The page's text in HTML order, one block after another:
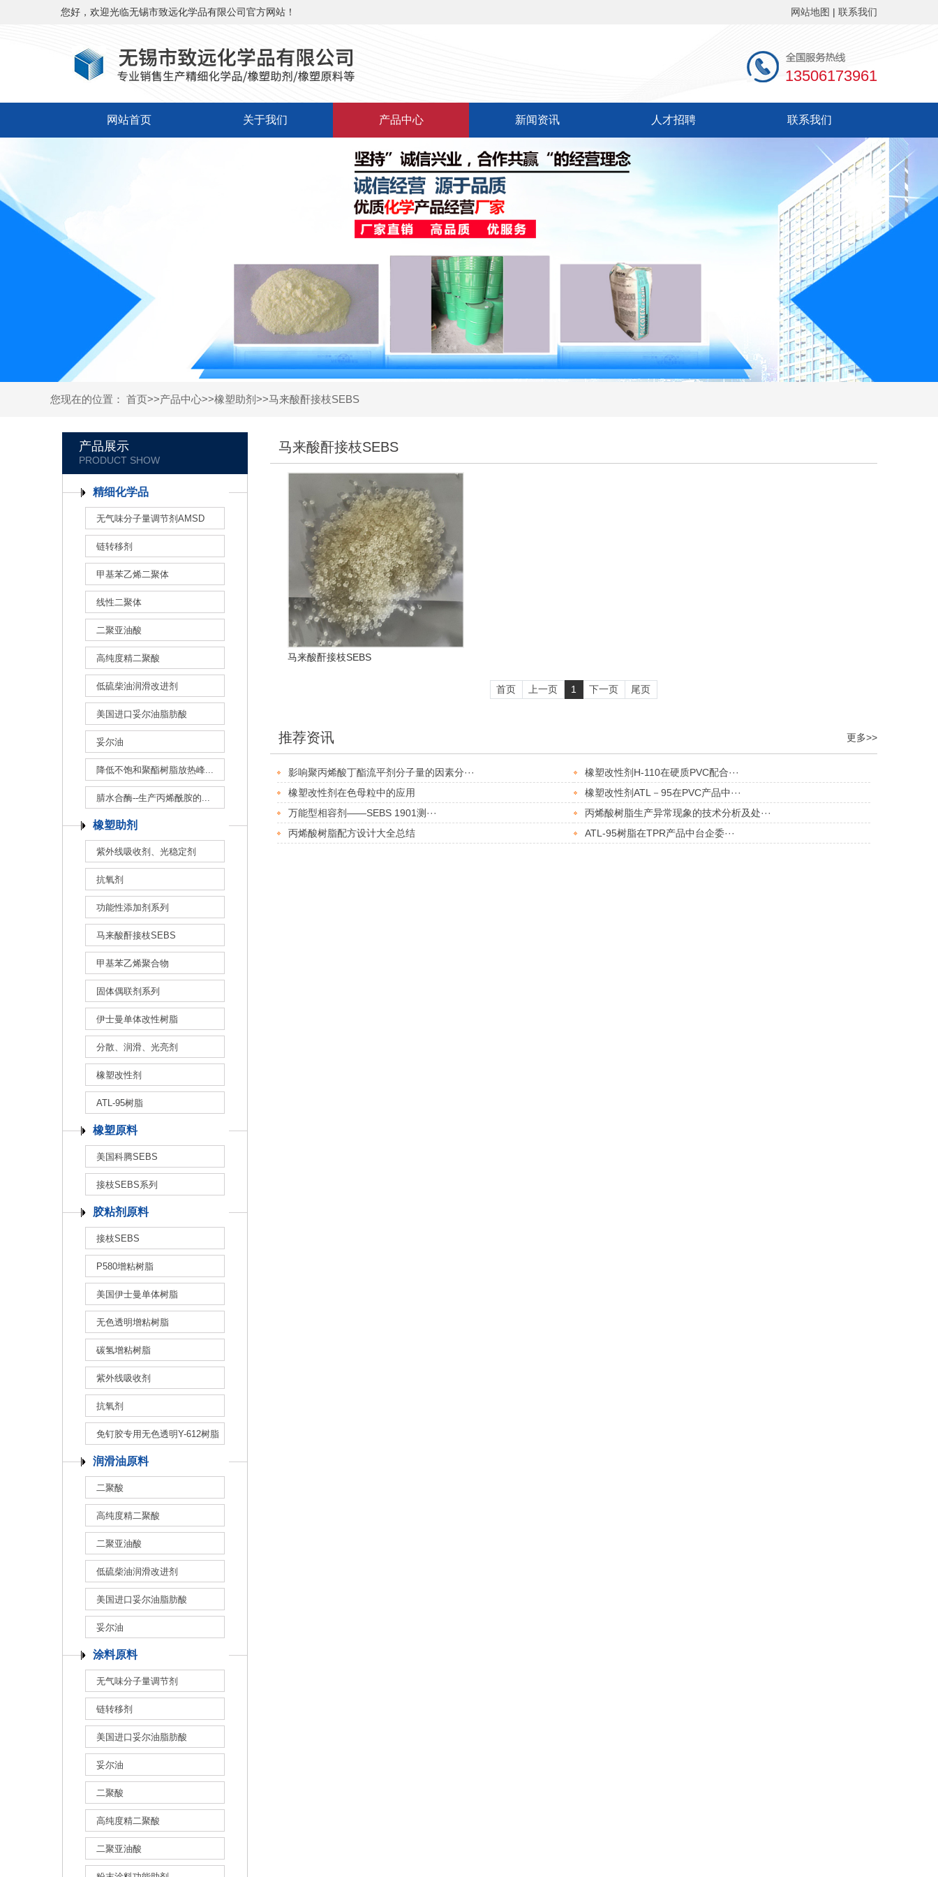
您好，欢迎光临无锡市致远化学品有限公司官方网站！ 网站地图 | 联系我们
13506173961
网站首页 关于我们 产品中心 新闻资讯 人才招聘 联系我们
您现在的位置： 首页>>产品中心>>橡塑助剂>>马来酸酐接枝SEBS
产品展示
精细化学品
无气味分子量调节剂AMSD
链转移剂
甲基苯乙烯二聚体
线性二聚体
二聚亚油酸
高纯度精二聚酸
低硫柴油润滑改进剂
美国进口妥尔油脂肪酸
妥尔油
降低不饱和聚酯树脂放热峰...
腈水合酶--生产丙烯酰胺的...
橡塑助剂
紫外线吸收剂、光稳定剂
抗氧剂
功能性添加剂系列
马来酸酐接枝SEBS
甲基苯乙烯聚合物
固体偶联剂系列
伊士曼单体改性树脂
分散、润滑、光亮剂
橡塑改性剂
ATL-95树脂
橡塑原料
美国科腾SEBS
接枝SEBS系列
胶粘剂原料
接枝SEBS
P580增粘树脂
美国伊士曼单体树脂
无色透明增粘树脂
碳氢增粘树脂
紫外线吸收剂
抗氧剂
免钉胶专用无色透明Y-612树脂
润滑油原料
二聚酸
高纯度精二聚酸
二聚亚油酸
低硫柴油润滑改进剂
美国进口妥尔油脂肪酸
妥尔油
涂料原料
无气味分子量调节剂
链转移剂
美国进口妥尔油脂肪酸
妥尔油
二聚酸
高纯度精二聚酸
二聚亚油酸
马来酸酐接枝SEBS
马来酸酐接枝SEBS
首页 上一页 1 下一页 尾页
推荐资讯 更多>>
影响聚丙烯酸丁酯流平剂分子量的因素分···
橡塑改性剂H-110在硬质PVC配合···
橡塑改性剂在色母粒中的应用
橡塑改性剂ATL－95在PVC产品中···
万能型相容剂――SEBS 1901测···
丙烯酸树脂生产异常现象的技术分析及处···
丙烯酸树脂配方设计大全总结
ATL-95树脂在TPR产品中台企委···